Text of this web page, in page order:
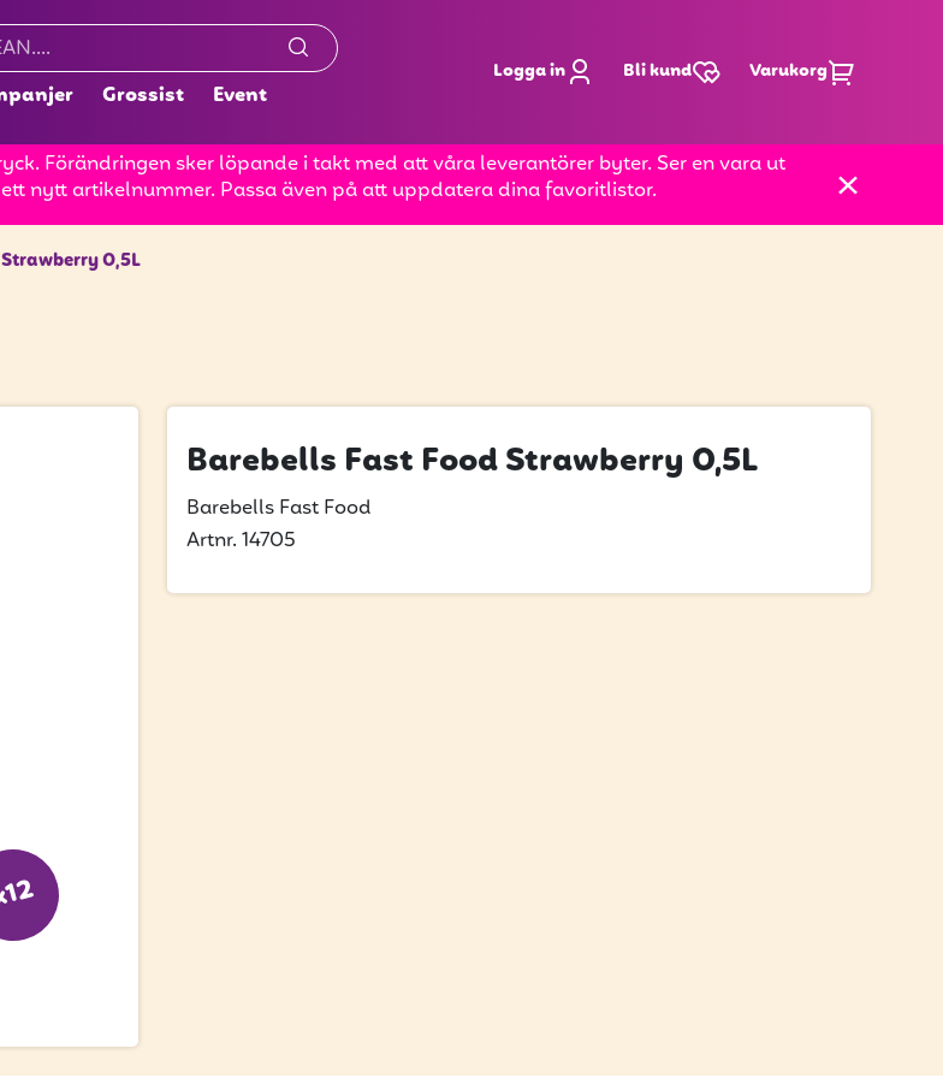
Grossist Event
Logga in Bli kund Varukorg
Förändringen sker löpande i takt med att våra leverantörer byter. Ser en vara ut
nytt artikelnummer. Passa även på att uppdatera dina favoritlistor.
0,5L
Barebells Fast Food Strawberry 0,5L
Barebells Fast Food
Artnr. 14705